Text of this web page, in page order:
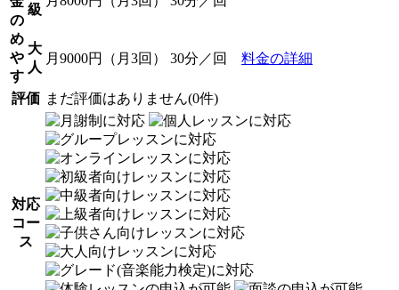
の
め
や
す
級
大
人
月9000円（月3回） 30分／回 料金の詳細
評価 まだ評価はありません(0件)
対応
コー
ス